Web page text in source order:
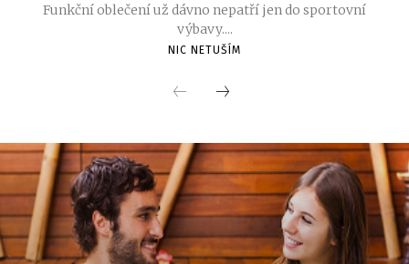
Funkční oblečení už dávno nepatří jen do sportovní
výbavy....
NIC NETUŠÍM